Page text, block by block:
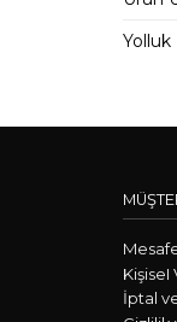
Yolluk
KişiseI
İptal